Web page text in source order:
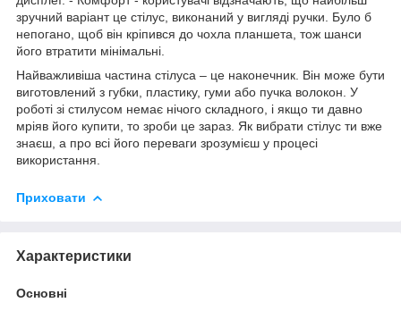
зручний варіант це стілус, виконаний у вигляді ручки. Було б
непогано, щоб він кріпився до чохла планшета, тож шанси
його втратити мінімальні.
Найважливіша частина стілуса – це наконечник. Він може бути
виготовлений з губки, пластику, гуми або пучка волокон. У
роботі зі стилусом немає нічого складного, і якщо ти давно
мріяв його купити, то зроби це зараз. Як вибрати стілус ти вже
знаєш, а про всі його переваги зрозумієш у процесі
використання.
Приховати
Характеристики
Основні